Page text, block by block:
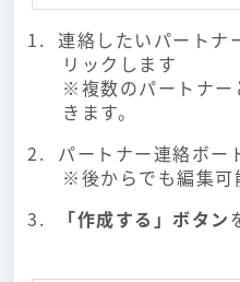
連絡したいパートナ
リックします
※複数のパートナー
きます。
パートナー連絡ボー
※後からでも編集可
「作成する」ボタン